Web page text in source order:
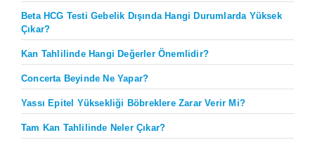
Beta HCG Testi Gebelik Dışında Hangi Durumlarda Yüksek
Çıkar?
Kan Tahlilinde Hangi Değerler Önemlidir?
Concerta Beyinde Ne Yapar?
Yassı Epitel Yüksekliği Böbreklere Zarar Verir Mi?
Tam Kan Tahlilinde Neler Çıkar?